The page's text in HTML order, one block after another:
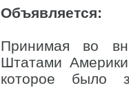
Объявляется:
Принимая во
Штатами
которое было